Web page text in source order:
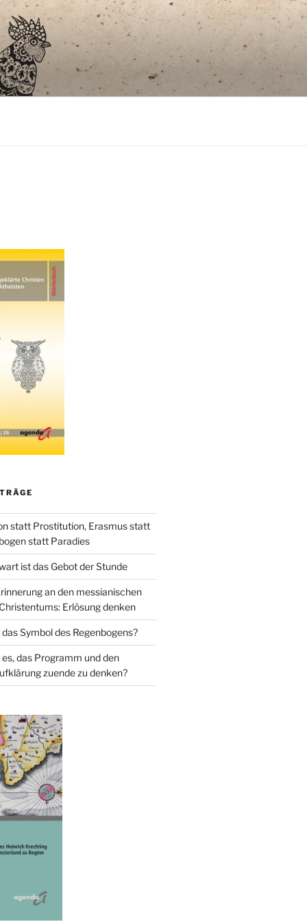
statt Prostitution, Erasmus statt
statt Paradies
ist das Gebot der Stunde
an den messianischen
Erlösung denken
Symbol des Regenbogens?
das Programm und den
zuende zu denken?